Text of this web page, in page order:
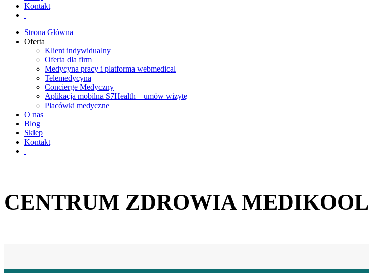
Kontakt
Strona Główna
Oferta
Klient indywidualny
Oferta dla firm
Medycyna pracy i platforma webmedical
Telemedycyna
Concierge Medyczny
Aplikacja mobilna S7Health – umów wizytę
Placówki medyczne
O nas
Blog
Sklep
Kontakt
CENTRUM ZDROWIA MEDIKOOL